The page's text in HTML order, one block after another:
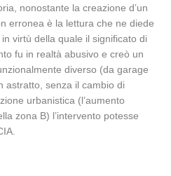
nonostante la creazione d’un
erronea è la lettura che ne diede
virtù della quale il significato di
fu in realtà abusivo e creò un
diverso (da garage
astratto, senza il cambio di
urbanistica (l’aumento
zona B) l’intervento potesse